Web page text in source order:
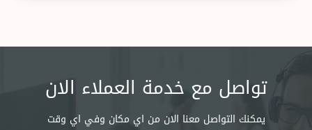
تواصل مع خدمة العملاء الان
يمكنك التواصل معنا الان من اي مكان وفي اي وقت